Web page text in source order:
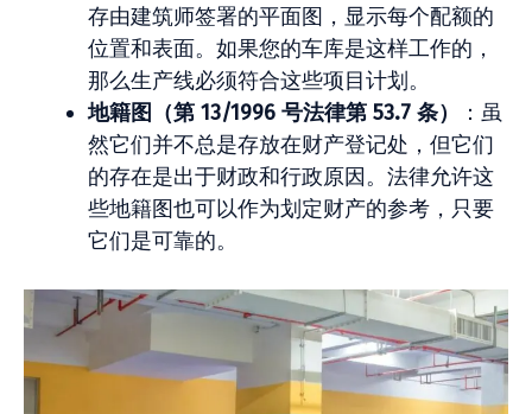
存由建筑师签署的平面图，显示每个配额的
位置和表面。如果您的车库是这样工作的，
那么生产线必须符合这些项目计划。
地籍图（第 13/1996 号法律第 53.7 条）
：虽
然它们并不总是存放在财产登记处，但它们
的存在是出于财政和行政原因。法律允许这
些地籍图也可以作为划定财产的参考，只要
它们是可靠的。